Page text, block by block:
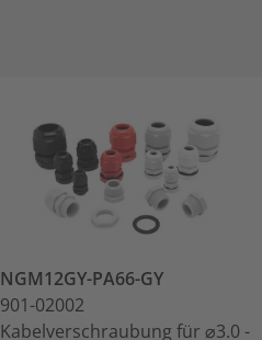
NGM12GY-PA66-GY
901-02002
Kabelverschraubung für ⌀3.0 -